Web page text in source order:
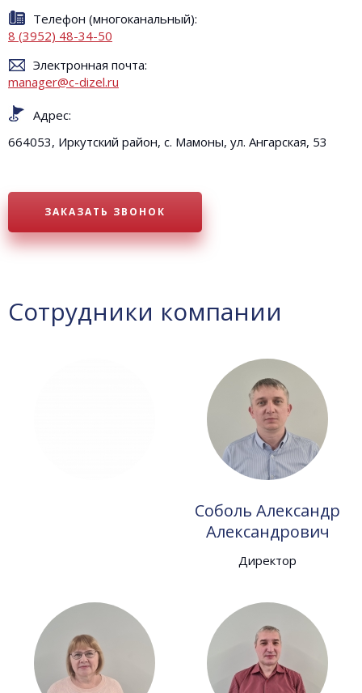
Телефон (многоканальный):
8 (3952) 48-34-50
Электронная почта:
manager@c-dizel.ru
Адрес:
664053, Иркутский район, с. Мамоны, ул. Ангарская, 53
ЗАКАЗАТЬ ЗВОНОК
Сотрудники компании
Соболь Александр
Александрович
Директор